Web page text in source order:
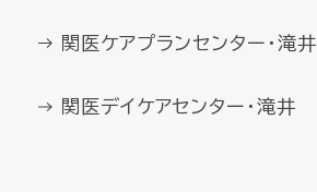
関医ケアプランセンター・滝井
関医デイケアセンター・滝井